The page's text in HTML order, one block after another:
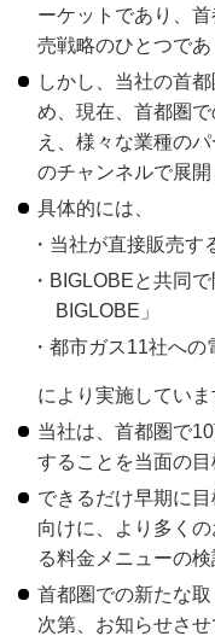
ーケットであり、
売戦略のひとつであ
しかし、当社の首
め、現在、首都圏
え、様々な業種の
のチャンネルで展開
具体的には、
当社が直接販売す
BIGLOBEと共同
BIGLOBE」
都市ガス11社への
により実施していま
当社は、首都圏で
することを当面の目
できるだけ早期に
向けに、より多く
る料金メニューの検
首都圏での新たな
次第、お知らせさ